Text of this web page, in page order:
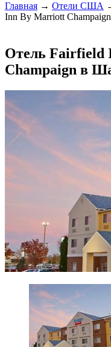
Главная → Отели США
Inn By Marriott
Отель Fairfield
Champaign в